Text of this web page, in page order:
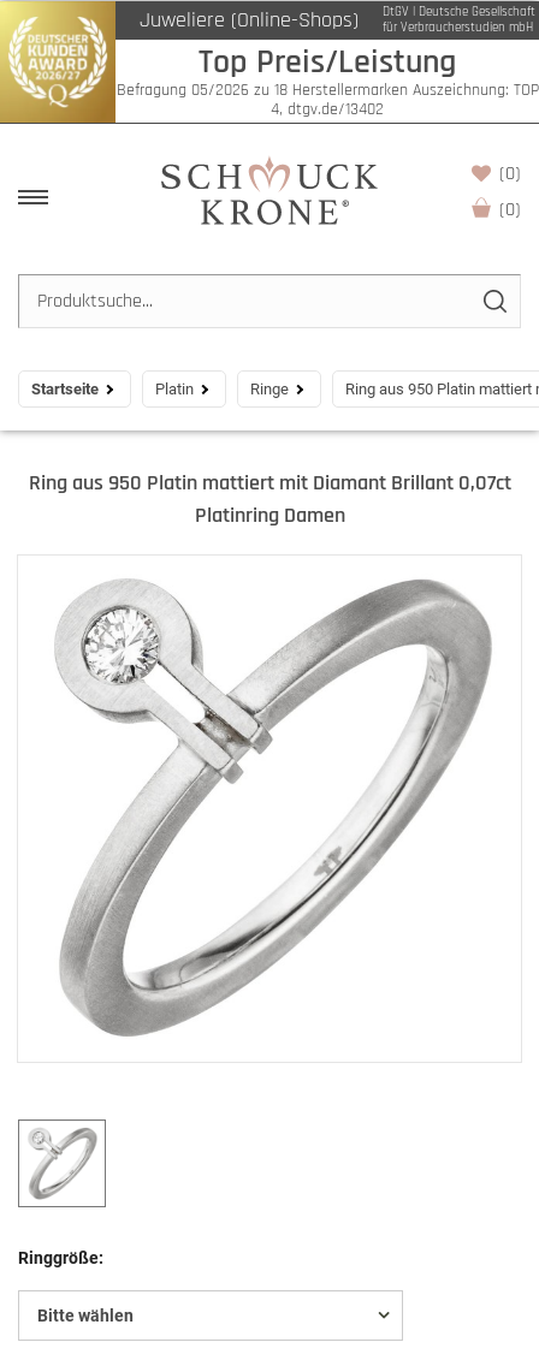
Juweliere (Online-Shops)
DtGV | Deutsche Gesellschaft
für Verbraucherstudien mbH
Top Preis/Leistung
Befragung 05/2026 zu 18 Herstellermarken Auszeichnung: TOP
4, dtgv.de/13402
(0)
(0)
Startseite Platin Ringe Ring aus 950 Platin
Ring aus 950 Platin mattiert mit Diamant Brillant 0,07ct
Platinring Damen
Ringgröße:
Bitte wählen